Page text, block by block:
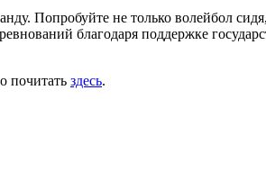
Попробуйте не только волейбол
благодаря поддержке
почитать здесь.